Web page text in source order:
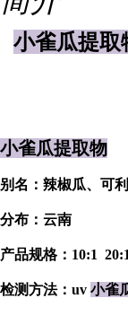
小雀瓜提
小雀瓜提取物
别名：辣椒瓜、可
分布：云南
产品规格：10:1
检测方法：uv 小雀